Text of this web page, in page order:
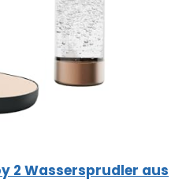
2 Wassersprudler aus